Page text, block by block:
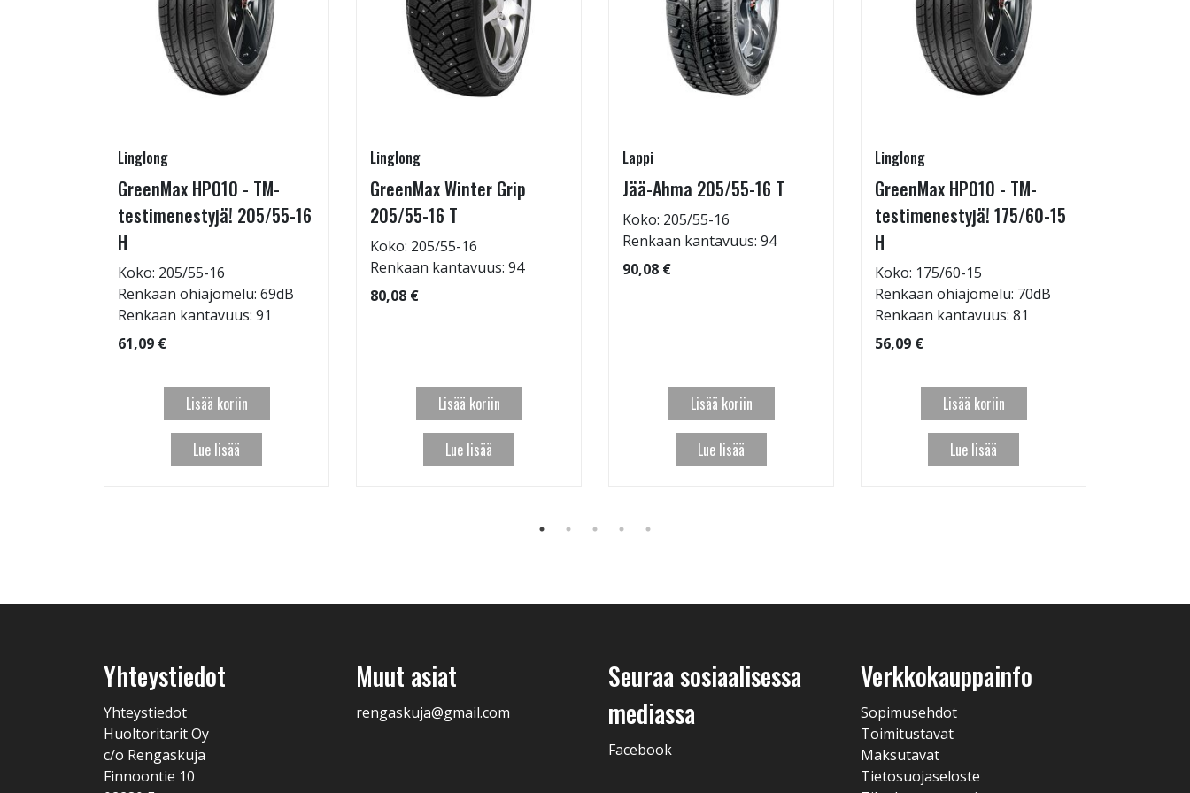
Linglong
GreenMax HP010 - TM-
testimenestyjä! 205/55-16
H
Koko: 205/55-16
Renkaan ohiajomelu: 69dB
Renkaan kantavuus: 91
61,09 €
Lisää koriin
Lue lisää
Linglong
GreenMax Winter Grip
205/55-16 T
Koko: 205/55-16
Renkaan kantavuus: 94
80,08 €
Lisää koriin
Lue lisää
Lappi
Jää-Ahma 205/55-16 T
Koko: 205/55-16
Renkaan kantavuus: 94
90,08 €
Lisää koriin
Lue lisää
Linglong
GreenMax HP010 - TM-
testimenestyjä! 175/60-15
H
Koko: 175/60-15
Renkaan ohiajomelu: 70dB
Renkaan kantavuus: 81
56,09 €
Lisää koriin
Lue lisää
Yhteystiedot
Yhteystiedot
Huoltoritarit Oy
c/o Rengaskuja
Finnoontie 10
Muut asiat
rengaskuja@gmail.com
Seuraa sosiaalisessa
mediassa
Facebook
Verkkokauppainfo
Sopimusehdot
Toimitustavat
Maksutavat
Tietosuojaseloste